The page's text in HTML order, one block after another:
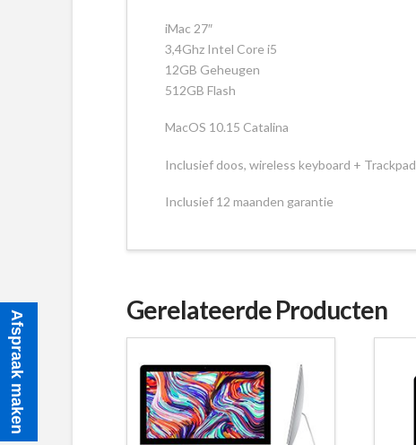
iMac 27″
3,4Ghz Intel Core i5
12GB Geheugen
512GB Flash
MacOS 10.15 Catalina
Inclusief doos, wireless keyboard + Trackpad
Inclusief 12 maanden garantie
Gerelateerde Producten
Afspraak maken